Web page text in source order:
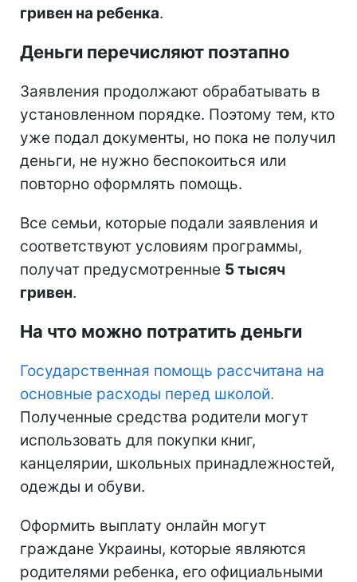
гривен на ребенка.
Деньги перечисляют поэтапно
Заявления продолжают обрабатывать в
установленном порядке. Поэтому тем, кто
уже подал документы, но пока не получил
деньги, не нужно беспокоиться или
повторно оформлять помощь.
Все семьи, которые подали заявления и
соответствуют условиям программы,
получат предусмотренные 5 тысяч
гривен.
На что можно потратить деньги
Государственная помощь рассчитана на
основные расходы перед школой.
Полученные средства родители могут
использовать для покупки книг,
канцелярии, школьных принадлежностей,
одежды и обуви.
Оформить выплату онлайн могут
граждане Украины, которые являются
родителями ребенка, его официальными